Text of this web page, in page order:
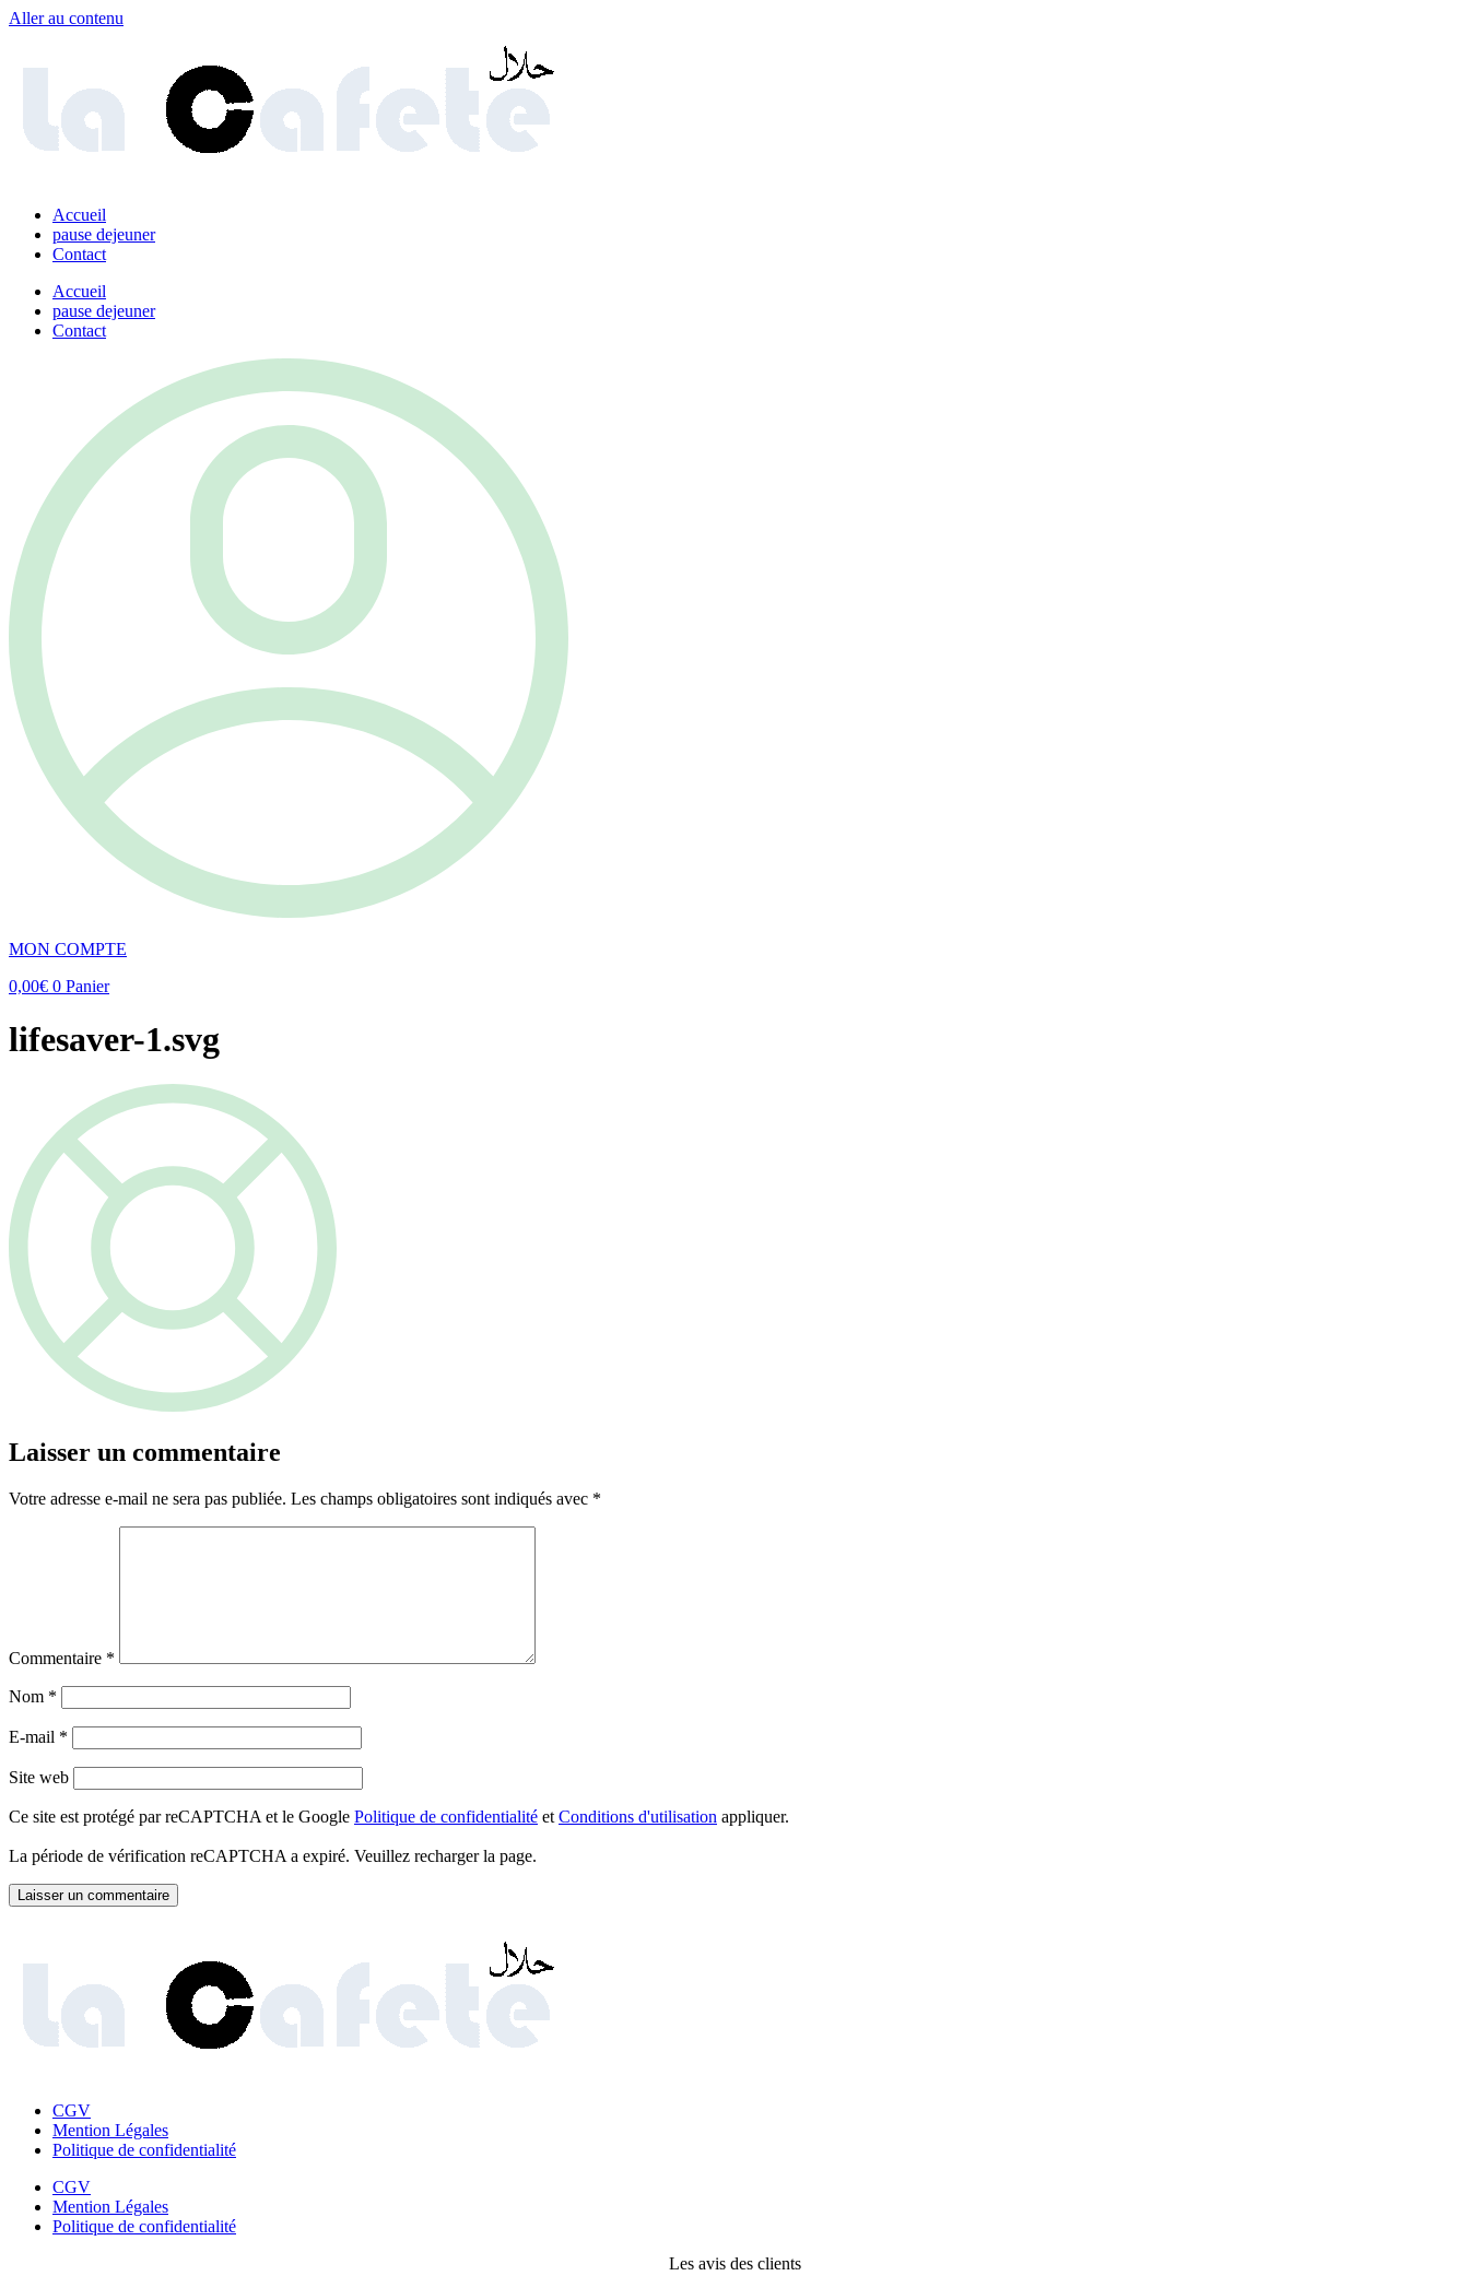
Aller au contenu
Accueil
pause dejeuner
Contact
Accueil
pause dejeuner
Contact
MON COMPTE
0,00€ 0 Panier
lifesaver-1.svg
Laisser un commentaire
Votre adresse e-mail ne sera pas publiée. Les champs obligatoires sont indiqués avec *
Commentaire *
Nom *
E-mail *
Site web
Ce site est protégé par reCAPTCHA et le Google Politique de confidentialité et Conditions d'utilisation appliquer.
La période de vérification reCAPTCHA a expiré. Veuillez recharger la page.
CGV
Mention Légales
Politique de confidentialité
CGV
Mention Légales
Politique de confidentialité
Les avis des clients